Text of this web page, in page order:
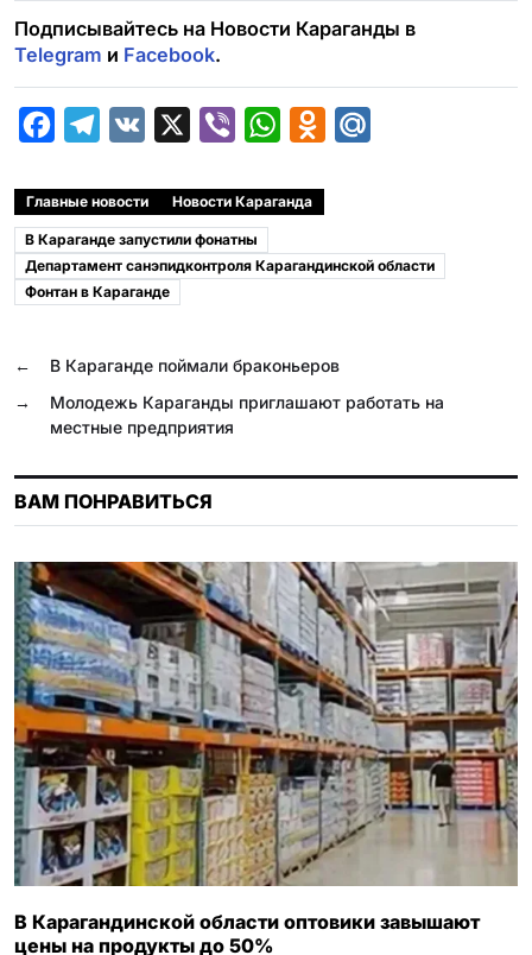
Подписывайтесь на Новости Караганды в
Telegram и Facebook.
c
e
b
o
k
l
e
g
r
m
b
e
r
W
a
s
p
k
s
s
i
.
Главные новости Новости Караганда
В Караганде запустили фонатны
Департамент санэпидконтроля Карагандинской области
Фонтан в Караганде
←
В Караганде поймали браконьеров
→
Молодежь Караганды приглашают работать на
местные предприятия
ВАМ ПОНРАВИТЬСЯ
В Карагандинской области оптовики завышают
цены на продукты до 50%